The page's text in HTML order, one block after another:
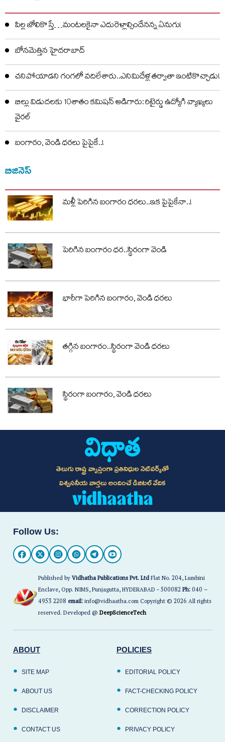
పిల్ల జోలికొస్తే…మంటలకైనా ఎదురెళ్లాల్సిందేనన్న ఏనుగు!
బోనమెత్తిన హైదరాబాద్
చనిపోయాడని గంగలో వదిలేశారు..ఎనిమిదేళ్ల తర్వాతా ఇంటికొచ్చాడు!
బిల్లు విడుదలకు 10శాతం కమిషన్ అడిగారు: రిటైర్డు ఉద్యోగి వ్యాఖ్యలు
వైరల్
బంగారం, వెండి ధరలు పైపైకే..!
బిజినెస్
మళ్లీ పెరిగిన బంగారం ధరలు..ఇక పైపైకేనా..!
పెరిగిన బంగారం ధర..స్థిరంగా వెండి
భారీగా పెరిగిన బంగారం, వెండి ధరలు
తగ్గిన బంగారం..స్థిరంగా వెండి ధరలు
స్థిరంగా బంగారం, వెండి ధరలు
తెలుగు రాష్ట్ర వ్యాప్తంగా ప్రతినిధుల నెట్‌వర్క్‌తో
విశ్వసనీయ వార్తలు అందించే డిజిటల్ వేదిక
Follow Us:
Published byVidhatha Publications Pvt. LtdFlat No. 204, Lumbini
Enclave, Opp. NIMS, Punjagutta, HYDERABAD - 500082Ph:040 –
4953 2208 email:info@vidhaatha.com Copyright © 2026 All rights
reserved. Developed @DeepScienceTech
ABOUT
SITE MAP
ABOUT US
DISCLAIMER
CONTACT US
POLICIES
EDITORIAL POLICY
FACT-CHECKING POLICY
CORRECTION POLICY
PRIVACY POLICY